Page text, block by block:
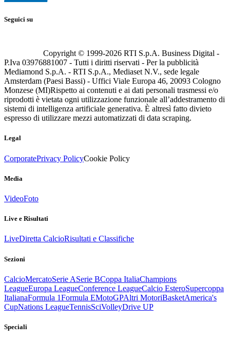
Seguici su
Copyright © 1999-2026 RTI S.p.A. Business Digital -
P.Iva 03976881007 - Tutti i diritti riservati - Per la pubblicità
Mediamond S.p.A. - RTI S.p.A., Mediaset N.V., sede legale
Amsterdam (Paesi Bassi) - Uffici Viale Europa 46, 20093 Cologno
Monzese (MI)Rispetto ai contenuti e ai dati personali trasmessi e/o
riprodotti è vietata ogni utilizzazione funzionale all’addestramento di
sistemi di intelligenza artificiale generativa. È altresì fatto divieto
espresso di utilizzare mezzi automatizzati di data scraping.
Legal
CorporatePrivacy PolicyCookie Policy
Media
VideoFoto
Live e Risultati
LiveDiretta CalcioRisultati e Classifiche
Sezioni
CalcioMercatoSerie ASerie BCoppa ItaliaChampions
LeagueEuropa LeagueConference LeagueCalcio EsteroSupercoppa
ItalianaFormula 1Formula EMotoGPAltri MotoriBasketAmerica's
CupNations LeagueTennisSciVolleyDrive UP
Speciali